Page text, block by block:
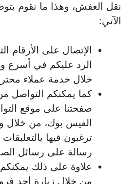
نقل العفش، وهذا ما نقوم
الآتي:
الإتصال على الأرقام
الرد عليكم في
خلال خدمة عملاء
كما يمكنكم التواصل
صفحتنا على موقع
الفيس بوك، من خلال
ترغبون فيها
رسالة على رسائل
علاوة على ذلك يمكنكم
من خلال زيارة أحد